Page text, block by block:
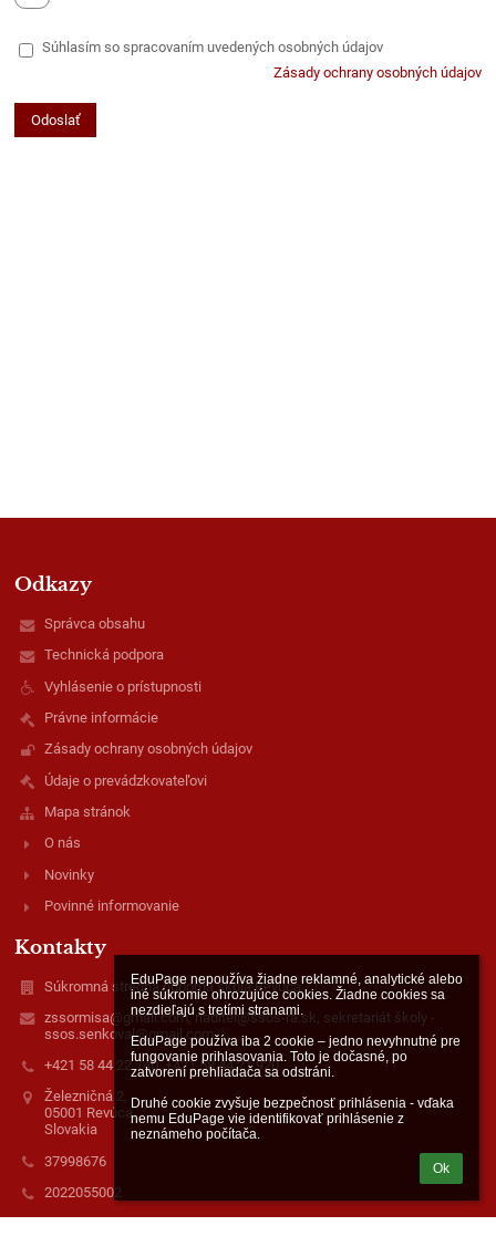
EduPage nepoužíva žiadne reklamné, analytické alebo
iné súkromie ohrozujúce cookies. Žiadne cookies sa
nezdieľajú s tretími stranami.
EduPage používa iba 2 cookie – jedno nevyhnutné pre
fungovanie prihlasovania. Toto je dočasné, po
zatvorení prehliadača sa odstráni.
Druhé cookie zvyšuje bezpečnosť prihlásenia - vďaka
nemu EduPage vie identifikovať prihlásenie z
neznámeho počítača.
Ok
Súhlasím so spracovaním uvedených osobných údajov
Zásady ochrany osobných údajov
Odkazy
Správca obsahu
Technická podpora
Vyhlásenie o prístupnosti
Právne informácie
Zásady ochrany osobných údajov
Údaje o prevádzkovateľovi
Mapa stránok
O nás
Novinky
Povinné informovanie
Kontakty
Súkromná stredná odborná škola Revúca
zssormisa@gmail.com, riaditel@ssos-ra.sk, sekretariát školy -
ssos.senkoval@gmail.com
+421 58 44 22 740, +421 58 44 21 920
Železničná 2,
05001 Revúca,
Slovakia
37998676
2022055002